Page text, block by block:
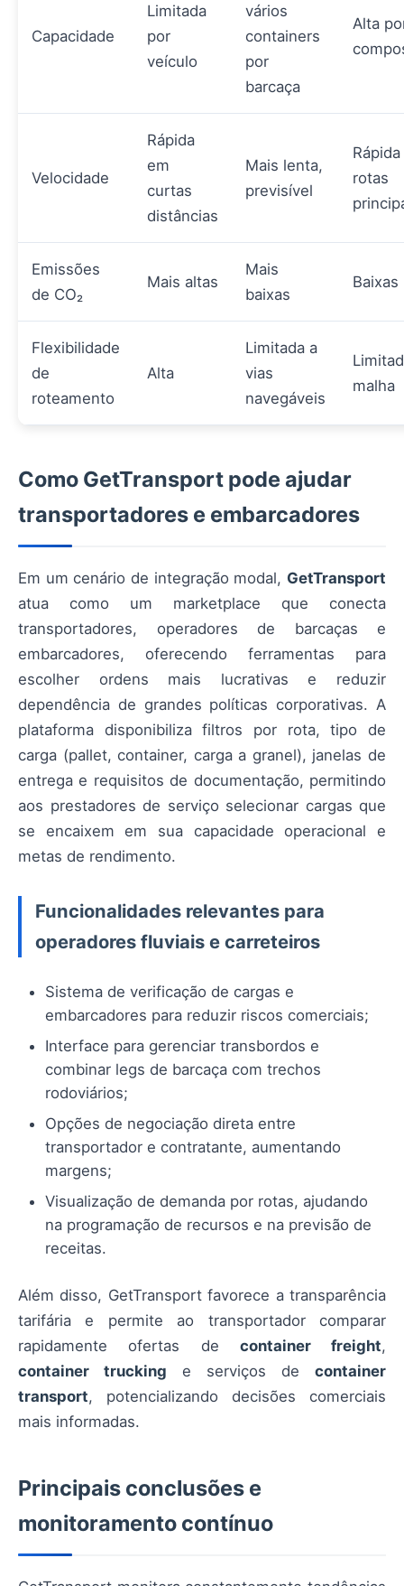
Capacidade
Limitada
por
veículo
vários
containers
por
barcaça
Alta
Velocidade
Rápida
em
curtas
distâncias
Mais lenta,
previsível
rotas
Emissões
de CO₂
Mais altas
Mais
baixas
Baixas
Flexibilidade
de
roteamento
Alta
Limitada a
vias
navegáveis
malha
Como GetTransport pode ajudar
transportadores e embarcadores
Em um cenário de integração modal, GetTransport
atua como um marketplace que conecta
transportadores, operadores de barcaças e
embarcadores, oferecendo ferramentas para
escolher ordens mais lucrativas e reduzir
dependência de grandes políticas corporativas. A
plataforma disponibiliza filtros por rota, tipo de
carga (pallet, container, carga a granel), janelas de
entrega e requisitos de documentação, permitindo
aos prestadores de serviço selecionar cargas que
se encaixem em sua capacidade operacional e
metas de rendimento.
Funcionalidades relevantes para
operadores fluviais e carreteiros
Sistema de verificação de cargas e
embarcadores para reduzir riscos comerciais;
Interface para gerenciar transbordos e
combinar legs de barcaça com trechos
rodoviários;
Opções de negociação direta entre
transportador e contratante, aumentando
margens;
Visualização de demanda por rotas, ajudando
na programação de recursos e na previsão de
receitas.
Além disso, GetTransport favorece a transparência
tarifária e permite ao transportador comparar
rapidamente ofertas de container freight,
container trucking e serviços de container
transport, potencializando decisões comerciais
mais informadas.
Principais conclusões e
monitoramento contínuo